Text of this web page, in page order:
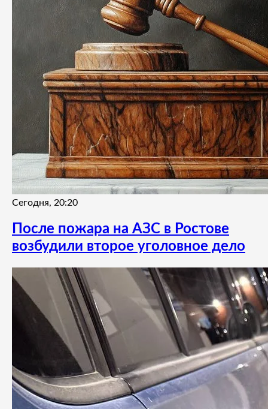
Сегодня, 20:20
После пожара на АЗС в Ростове
возбудили второе уголовное дело